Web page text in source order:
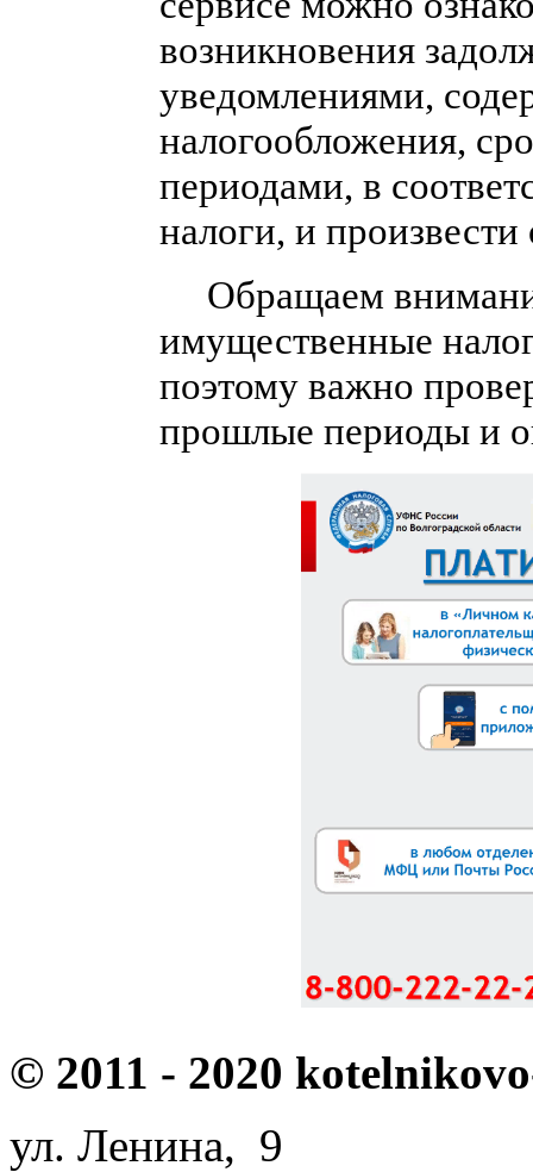
возникновения
уведомлениями,
налогообложения,
периодами, в
налоги, и
Обращаем
имущественные
поэтому важно
прошлые периоды и
© 2011 - 2020
ул. Ленина, 9